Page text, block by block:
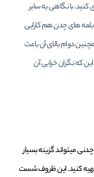
خریداری کنید. با نگاهی به سایر
های چدن هم کارایی
دوام بالای آن باعث
که نگران خرابی آن
میتواند گزینه بسیار
تهیه کنید. این ظروف شست